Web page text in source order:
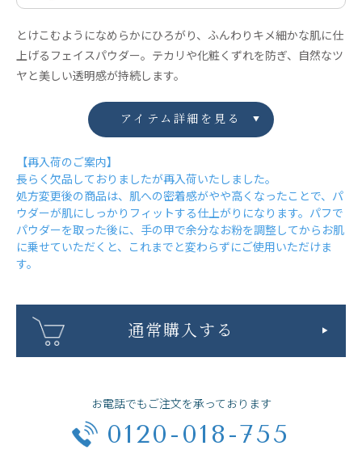
とけこむようになめらかにひろがり、ふんわりキメ細かな肌に仕
上げるフェイスパウダー。テカリや化粧くずれを防ぎ、自然なツ
ヤと美しい透明感が持続します。
アイテム詳細を見る
【再入荷のご案内】
長らく欠品しておりましたが再入荷いたしました。
処方変更後の商品は、肌への密着感がやや高くなったことで、パ
ウダーが肌にしっかりフィットする仕上がりになります。パフで
パウダーを取った後に、手の甲で余分なお粉を調整してからお肌
に乗せていただくと、これまでと変わらずにご使用いただけま
す。
通常購入する
お電話でもご注文を承っております
0120-018-755